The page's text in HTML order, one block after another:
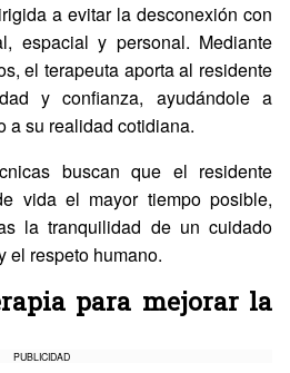
a evitar la desconexión con
espacial y personal. Mediante
el terapeuta aporta al residente
y confianza, ayudándole a
a su realidad cotidiana.
buscan que el residente
vida el mayor tiempo posible,
la tranquilidad de un cuidado
el respeto humano.
para mejorar la
PUBLICIDAD